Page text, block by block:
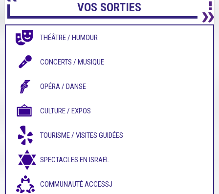
VOS SORTIES
THÉÂTRE / HUMOUR
CONCERTS / MUSIQUE
OPÉRA / DANSE
CULTURE / EXPOS
TOURISME / VISITES GUIDÉES
SPECTACLES EN ISRAËL
COMMUNAUTÉ ACCESSJ